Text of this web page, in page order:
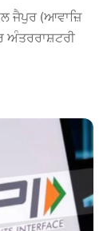
ਜੈਪੁਰ (ਆਵਾਜ਼ਿ
ਅੰਤਰਰਾਸ਼ਟਰੀ